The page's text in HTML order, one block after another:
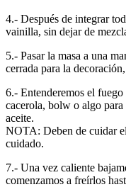
4.- Después de integrar
vainilla, sin dejar de
5.- Pasar la masa a una
cerrada para la
6.- Entenderemos el
cacerola, bolw o algo
aceite.
NOTA: Deben de cuidar
cuidado.
7.- Una vez caliente
comenzamos a freírlos